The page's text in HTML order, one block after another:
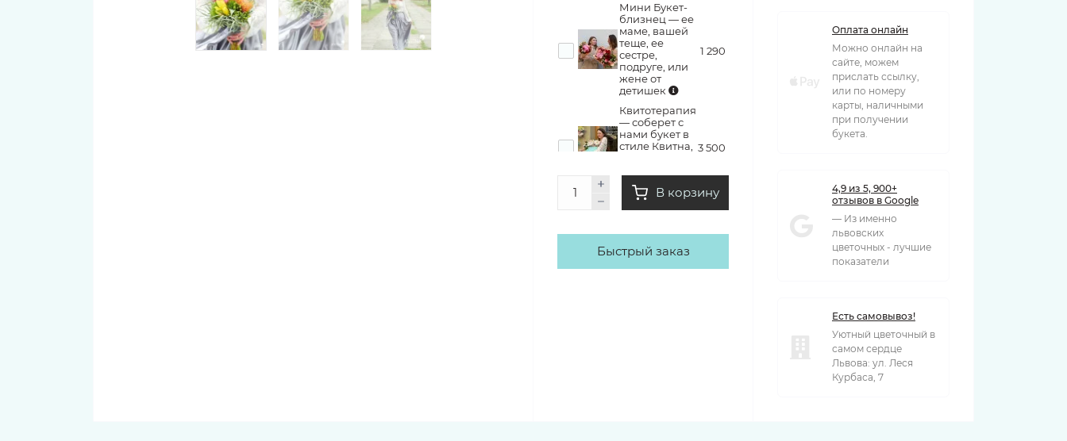
Мини Букет-
близнец — ее
маме, вашей
теще, ее
сестре,
подруге, или
жене от
детишек
1 290 грн
Квитотерапия
— соберет с
нами букет в
стиле Квитна,
3 500 грн
В корзину
Быстрый заказ
Оплата онлайн
Можно онлайн на
сайте, можем
прислать ссылку,
или по номеру
карты, наличными
при получении
букета.
4,9 из 5, 900+
отзывов в Google
— Из именно
львовских
цветочных - лучшие
показатели
Есть самовывоз!
Уютный цветочный в
самом сердце
Львова: ул. Леся
Курбаса, 7